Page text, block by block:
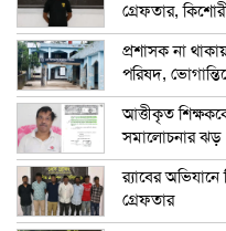
গ্রেফতার,
প্রশাসক না
পরিষদ,
আত্তীকৃত
সমালোচনার ঝড়
র‍্যাবের
গ্রেফতার